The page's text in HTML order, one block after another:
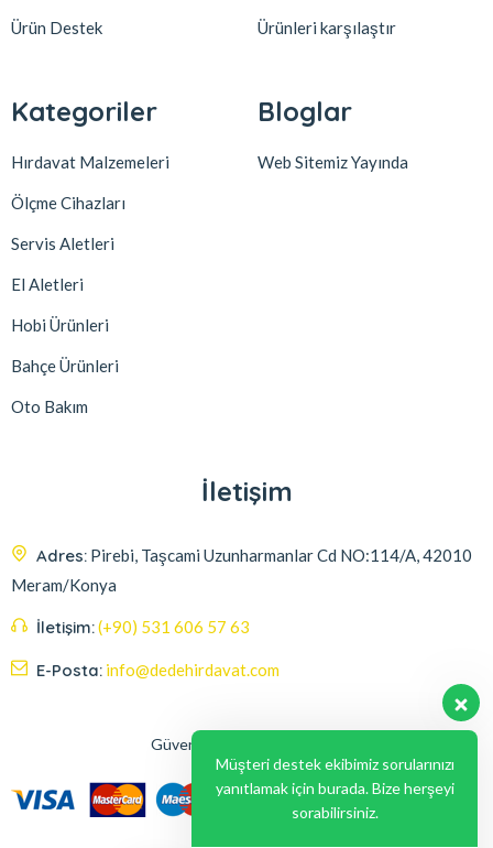
Ürün Destek Ürünleri karşılaştır
Kategoriler
Hırdavat Malzemeleri
Ölçme Cihazları
Servis Aletleri
El Aletleri
Hobi Ürünleri
Bahçe Ürünleri
Oto Bakım
Bloglar
Web Sitemiz Yayında
İletişim
Adres: Pirebi, Taşcami Uzunharmanlar Cd NO:114/A, 42010
Meram/Konya
İletişim:(+90) 531 606 57 63
E-Posta: info@dedehirdavat.com
Güvenli Ödeme Seçenekleri
Müşteri destek ekibimiz sorularınızı
yanıtlamak için burada. Bize herşeyi
sorabilirsiniz.